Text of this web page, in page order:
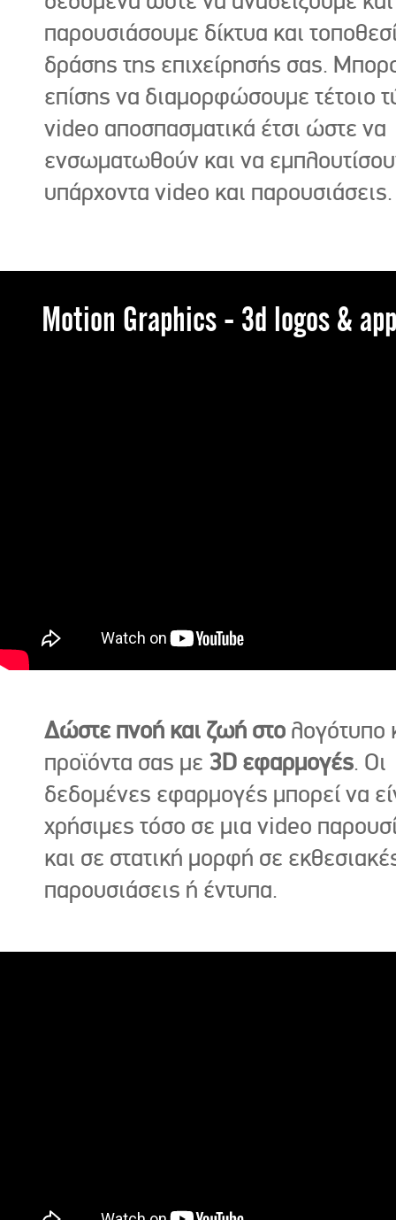
παρουσιάσουμε δίκτυα και
δράσης της επιχείρησής σας.
επίσης να διαμορφώσουμε τέτοιο
video αποσπασματικά έτσι ώστε να
ενσωματωθούν και να
υπάρχοντα video και παρουσιάσεις.
Motion Graphics - 3d logos &
Δώστε πνοή και ζωή στο λογότυπο
προϊόντα σας με 3D εφαρμογές. Οι
δεδομένες εφαρμογές μπορεί να
χρήσιμες τόσο σε μια video
και σε στατική μορφή σε
παρουσιάσεις ή έντυπα.